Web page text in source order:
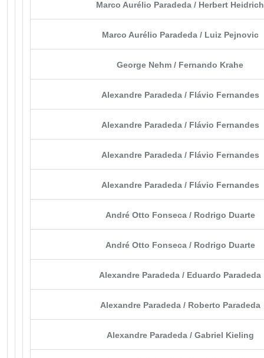
Marco Aurélio Paradeda / Herbert Heidrich
Marco Aurélio Paradeda / Luiz Pejnovic
George Nehm / Fernando Krahe
Alexandre Paradeda / Flávio Fernandes
Alexandre Paradeda / Flávio Fernandes
Alexandre Paradeda / Flávio Fernandes
Alexandre Paradeda / Flávio Fernandes
André Otto Fonseca / Rodrigo Duarte
André Otto Fonseca / Rodrigo Duarte
Alexandre Paradeda / Eduardo Paradeda
Alexandre Paradeda / Roberto Paradeda
Alexandre Paradeda / Gabriel Kieling